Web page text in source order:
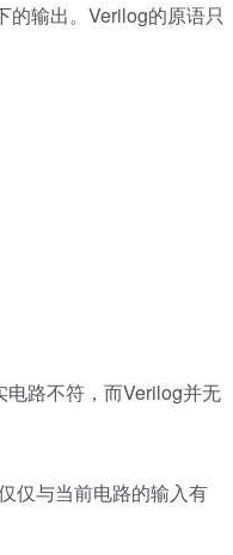
输出。Verilog的原语只
路不符，而Verilog并无
仅与当前电路的输入有